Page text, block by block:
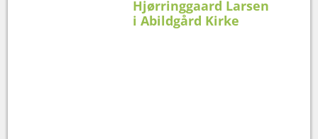
Hjørringgaard Larsen
i Abildgård Kirke